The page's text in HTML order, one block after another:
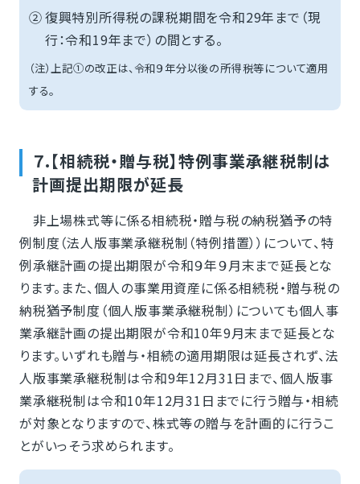
②復興特別所得税の課税期間を令和29年まで（現
行：令和19年まで）の間とする。
（注）上記①の改正は、令和９年分以後の所得税等について適用
する。
７.【相続税・贈与税】特例事業承継税制は
計画提出期限が延長
非上場株式等に係る相続税・贈与税の納税猶予の特
例制度（法人版事業承継税制（特例措置））について、特
例承継計画の提出期限が令和９年９月末まで延長とな
ります。また、個人の事業用資産に係る相続税・贈与税の
納税猶予制度（個人版事業承継税制）についても個人事
業承継計画の提出期限が令和10年9月末まで延長とな
ります。いずれも贈与・相続の適用期限は延長されず、法
人版事業承継税制は令和9年12月31日まで、個人版事
業承継税制は令和10年12月31日までに行う贈与・相続
が対象となりますので、株式等の贈与を計画的に行うこ
とがいっそう求められます。